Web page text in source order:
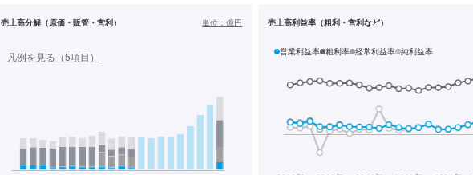
売上高分解（原価・販管・営利） 単位：億円
凡例を見る（5項目）
売上高利益率（粗利・営利など）
営業利益率 粗利率 経常利益率 純利益率